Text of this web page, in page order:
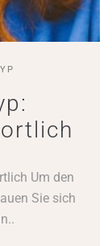
Um den
Sie sich